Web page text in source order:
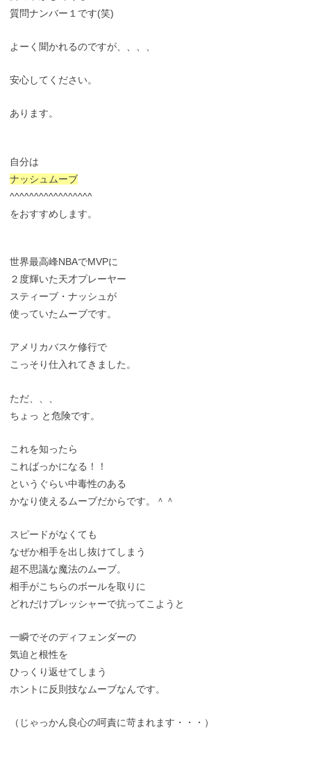
質問ナンバー１です(笑)
よーく聞かれるのですが、、、、
安心してください。
あります。
自分は
ナッシュムーブ
^^^^^^^^^^^^^^^^^
をおすすめします。
世界最高峰NBAでMVPに
２度輝いた天才プレーヤー
スティーブ・ナッシュが
使っていたムーブです。
アメリカバスケ修行で
こっそり仕入れてきました。
ただ、、、
ちょっ と危険です。
これを知ったら
こればっかになる！！
というぐらい中毒性のある
かなり使えるムーブだからです。＾＾
スピードがなくても
なぜか相手を出し抜けてしまう
超不思議な魔法のムーブ。
相手がこちらのボールを取りに
どれだけプレッシャーで抗ってこようと
一瞬でそのディフェンダーの
気迫と根性を
ひっくり返せてしまう
ホントに反則技なムーブなんです。
（じゃっかん良心の呵責に苛まれます・・・）